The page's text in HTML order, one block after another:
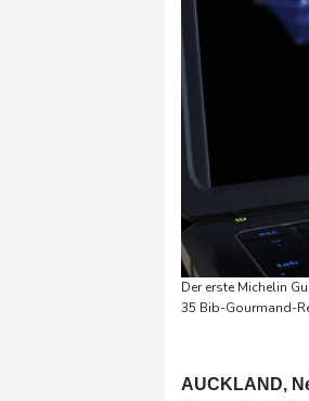
Der erste Michelin
35 Bib-Gourmand-
AUCKLAND,